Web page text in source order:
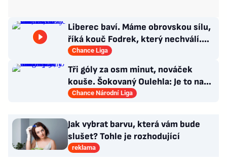
Liberec baví. Máme obrovskou sílu,
říká kouč Fodrek, který nechválí.
Bořil? Nic vážného
Chance Liga
Tři góly za osm minut, nováček
kouše. Šokovaný Oulehla: Je to na
ho*no, řešíme posily
Chance Národní Liga
Jak vybrat barvu, která vám bude
slušet? Tohle je rozhodující
reklama